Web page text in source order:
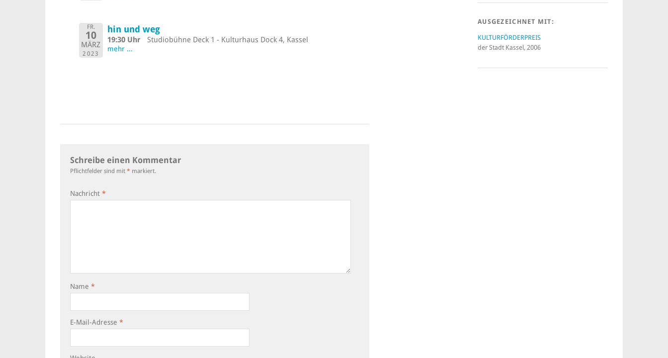
FR.
10
MÄRZ
2023
hin und weg
19:30 Uhr Studiobühne Deck 1 - Kulturhaus Dock 4, Kassel
mehr ...
Schreibe einen Kommentar
Pflichtfelder sind mit * markiert.
Nachricht *
Name *
E-Mail-Adresse *
AUSGEZEICHNET MIT:
KULTURFÖRDERPREIS
der Stadt Kassel, 2006